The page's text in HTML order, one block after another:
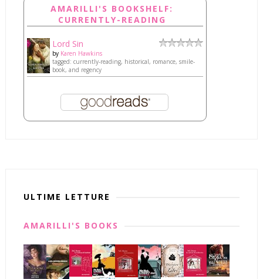
AMARILLI'S BOOKSHELF:
CURRENTLY-READING
Lord Sin
by Karen Hawkins
tagged: currently-reading, historical, romance, smile-
book, and regency
ULTIME LETTURE
AMARILLI'S BOOKS